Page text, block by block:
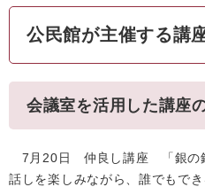
公民館が主催する講
会議室を活用した講座
7月20日 仲良し講座 「銀
話しを楽しみながら、誰でもで